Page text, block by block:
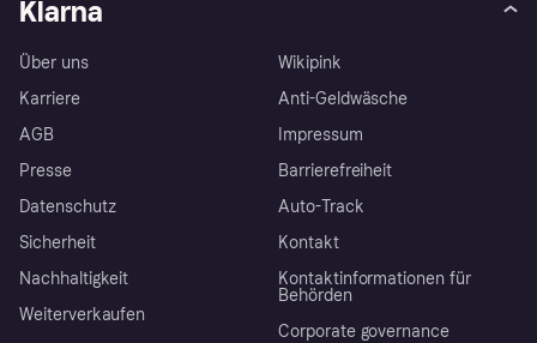
Klarna
Über uns
Karriere
AGB
Presse
Datenschutz
Sicherheit
Nachhaltigkeit
Weiterverkaufen
Wikipink
Anti-Geldwäsche
Impressum
Barrierefreiheit
Auto-Track
Kontakt
Kontaktinformationen für
Behörden
Corporate governance